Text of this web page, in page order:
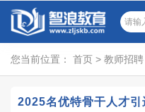
您当前位置： 首页 > 教师招聘
2025名优特骨干人才引